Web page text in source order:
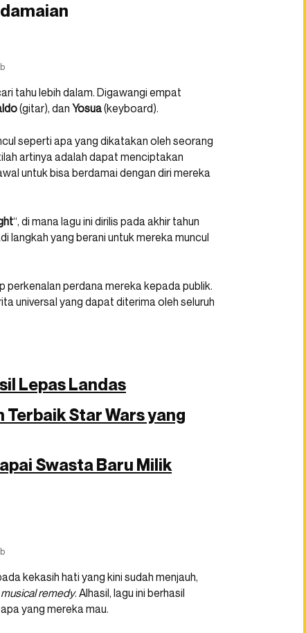
tahu lebih dalam. Digawangi empat
(gitar), dan Yosua(keyboard).
seperti apa yang dikatakan oleh seorang
artinya adalah dapat menciptakan
untuk bisa berdamai dengan diri mereka
“, di mana lagu ini dirilis pada akhir tahun
langkah yang berani untuk mereka muncul
perkenalan perdana mereka kepada publik.
universal yang dapat diterima oleh seluruh
Lepas Landas
Terbaik Star Wars yang
Swasta Baru Milik
kekasih hati yang kini sudah menjauh,
musical remedy. Alhasil, lagu ini berhasil
yang mereka mau.